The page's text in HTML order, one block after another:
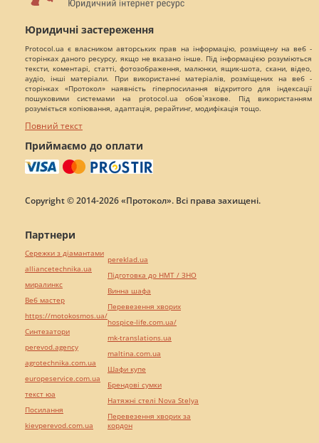
Юридичні застереження
Protocol.ua є власником авторських прав на інформацію, розміщену на веб -
сторінках даного ресурсу, якщо не вказано інше. Під інформацією розуміються
тексти, коментарі, статті, фотозображення, малюнки, ящик-шота, скани, відео,
аудіо, інші матеріали. При використанні матеріалів, розміщених на веб -
сторінках «Протокол» наявність гіперпосилання відкритого для індексації
пошуковими системами на protocol.ua обов`язкове. Під використанням
розуміється копіювання, адаптація, рерайтинг, модифікація тощо.
Повний текст
Приймаємо до оплати
Copyright © 2014-2026 «Протокол». Всі права захищені.
Партнери
Сережки з діамантами
alliancetechnika.ua
миралинкс
Веб мастер
https://motokosmos.ua/
Синтезатори
perevod.agency
agrotechnika.com.ua
europeservice.com.ua
текст юа
Посилання
kievperevod.com.ua
pereklad.ua
Підготовка до НМТ / ЗНО
Винна шафа
Перевезення хворих
hospice-life.com.ua/
mk-translations.ua
maltina.com.ua
Шафи купе
Брендові сумки
Натяжні стелі Nova Stelya
Перевезення хворих за
кордон